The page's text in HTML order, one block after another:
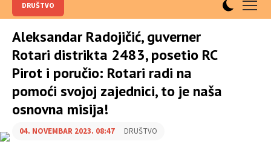
DRUŠTVO
Aleksandar Radojičić, guverner
Rotari distrikta 2483, posetio RC
Pirot i poručio: Rotari radi na
pomoći svojoj zajednici, to je naša
osnovna misija!
04. NOVEMBAR 2023. 08:47 DRUŠTVO